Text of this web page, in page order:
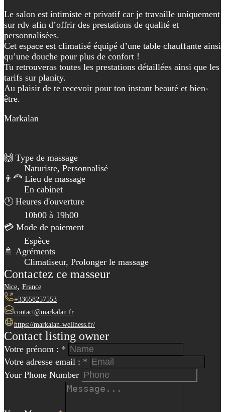
Le salon est intimiste et privatif car je travaille uniquement
sur rdv afin d’offrir des prestations de qualité et
personnalisées.
Cet espace est climatisé équipé d’une table chauffante ainsi
qu’une douche pour plus de confort !
Tu retrouveras toutes les prestations détaillées ainsi que les
tarifs sur planity.
Au plaisir de te recevoir pour ton instant beauté et bien-
être.
Markalan
🙌 Type de massage
Naturiste, Personnalisé
👨‍🦰 Lieu de massage
En cabinet
🕐 Heures d'ouverture
10h00 à 19h00
💳 Mode de paiement
Espèce
🚿 Agréments
Climatiseur, Prolonger le massage
Contactez ce masseur
Nice, France
+33658257553
contact@markalan.fr
https://markalan-wellness.fr/
Contact listing owner
Votre prénom : *
Votre adresse email : *
Your Phone Number